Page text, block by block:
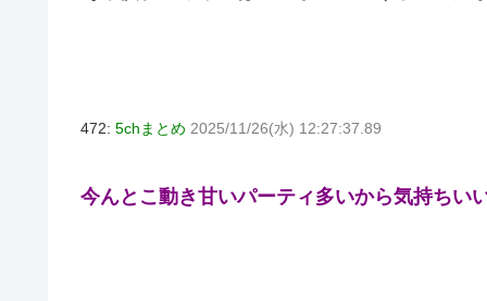
472: 5chまとめ 2025/11/26(水) 12:27:37.89
今んとこ動き甘いパーティ多いから気持ちい